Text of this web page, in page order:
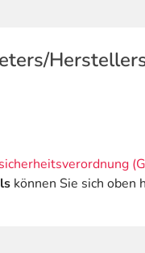
können Sie sich oben